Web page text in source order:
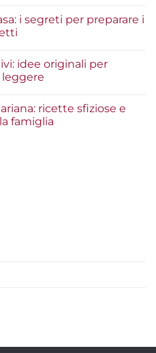
i segreti per preparare i
idee originali per
ricette sfiziose e
famiglia